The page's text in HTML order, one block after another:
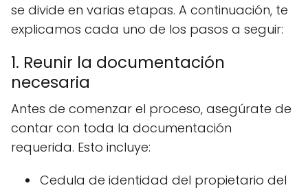
se divide en varias etapas. A continuación, te
explicamos cada uno de los pasos a seguir:
1. Reunir la documentación
necesaria
Antes de comenzar el proceso, asegúrate de
contar con toda la documentación
requerida. Esto incluye:
Cedula de identidad del propietario del